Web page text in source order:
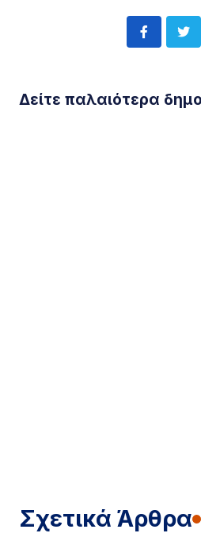
Δείτε παλαιότερα
Σχετικά Άρθρα